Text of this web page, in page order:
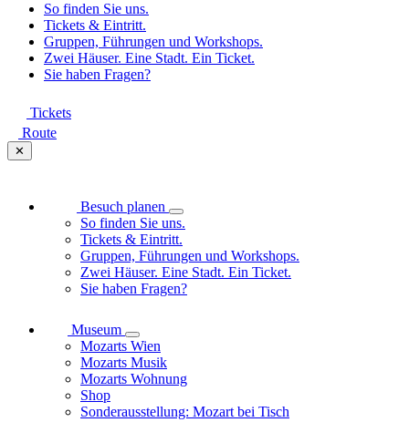
So finden Sie uns.
Tickets & Eintritt.
Gruppen, Führungen und Workshops.
Zwei Häuser. Eine Stadt. Ein Ticket.
Sie haben Fragen?
Tickets
Route
✕
Besuch planen
So finden Sie uns.
Tickets & Eintritt.
Gruppen, Führungen und Workshops.
Zwei Häuser. Eine Stadt. Ein Ticket.
Sie haben Fragen?
Museum
Mozarts Wien
Mozarts Musik
Mozarts Wohnung
Shop
Sonderausstellung: Mozart bei Tisch